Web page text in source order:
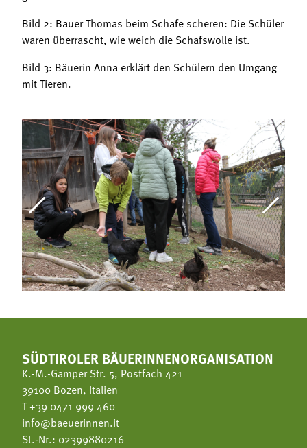
Bild 2: Bauer Thomas beim Schafe scheren: Die Schüler
waren überrascht, wie weich die Schafswolle ist.
Bild 3: Bäuerin Anna erklärt den Schülern den Umgang
mit Tieren.
SÜDTIROLER BÄUERINNENORGANISATION
K.-M.-Gamper Str. 5, Postfach 421
39100 Bozen, Italien
T+39 0471 999 460
info@baeuerinnen.it
St.-Nr.: 02399880216